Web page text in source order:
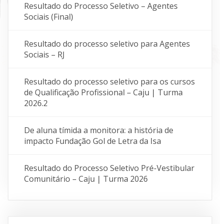
Resultado do Processo Seletivo – Agentes
Sociais (Final)
Resultado do processo seletivo para Agentes
Sociais – RJ
Resultado do processo seletivo para os cursos
de Qualificação Profissional – Caju | Turma
2026.2
De aluna tímida a monitora: a história de
impacto Fundação Gol de Letra da Isa
Resultado do Processo Seletivo Pré-Vestibular
Comunitário – Caju | Turma 2026